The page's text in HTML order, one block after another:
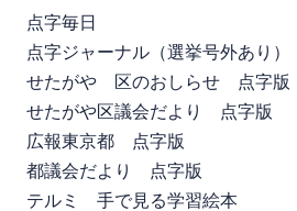
点字毎日
点字ジャーナル（選挙号外あり）
せたがや 区のおしらせ 点字版
せたがや区議会だより 点字版
広報東京都 点字版
都議会だより 点字版
テルミ 手で見る学習絵本